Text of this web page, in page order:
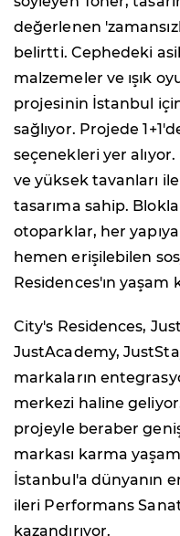
değerlenen
belirtti. Cephedeki
malzemeler ve ışık
projesinin İstanbul
sağlıyor. Projede
seçenekleri yer
ve yüksek tavanları ile
tasarıma sahip.
otoparklar, her
hemen erişilebilen
Residences'ın
City's Residences,
JustAcademy,
markaların
merkezi haline
projeyle beraber
markası karma
İstanbul'a dünyanın
ileri Performans
kazandırıyor.